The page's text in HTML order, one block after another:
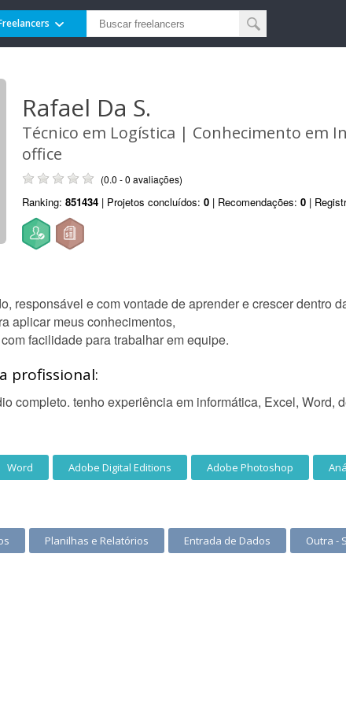
Rafael Da S.
Técnico em Logística | Conhecimento em
office
(0.0 - 0 avaliações)
Ranking: 851434 | Projetos concluídos: 0 | Recomendações: 0 |
responsável e com vontade de aprender e crescer dentro
aplicar meus conhecimentos,
facilidade para trabalhar em equipe.
profissional:
completo. tenho experiência em informática, Excel, Word,
Word Adobe Digital Editions Adobe Photoshop
Planilhas e Relatórios Entrada de Dados Outra -